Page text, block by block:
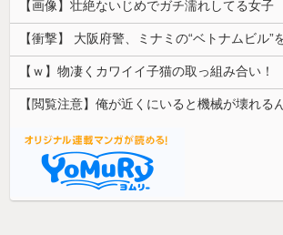
【画像】壮絶ないじめでガチ濡れしてる女子
【ｗ】物凄くカワイイ子猫の取っ組み合い！
【閲覧注意】俺が近くにいると機械が壊れる